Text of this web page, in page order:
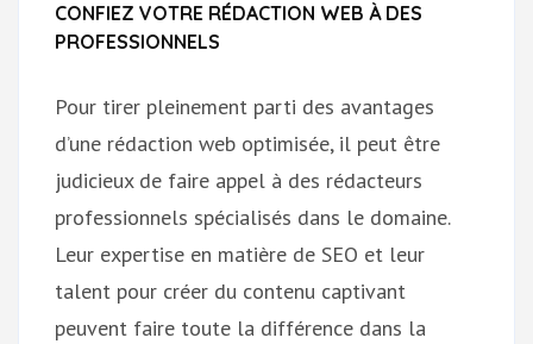
CONFIEZ VOTRE RÉDACTION WEB À DES
PROFESSIONNELS
Pour tirer pleinement parti des avantages
d’une rédaction web optimisée, il peut être
judicieux de faire appel à des rédacteurs
professionnels spécialisés dans le domaine.
Leur expertise en matière de SEO et leur
talent pour créer du contenu captivant
peuvent faire toute la différence dans la